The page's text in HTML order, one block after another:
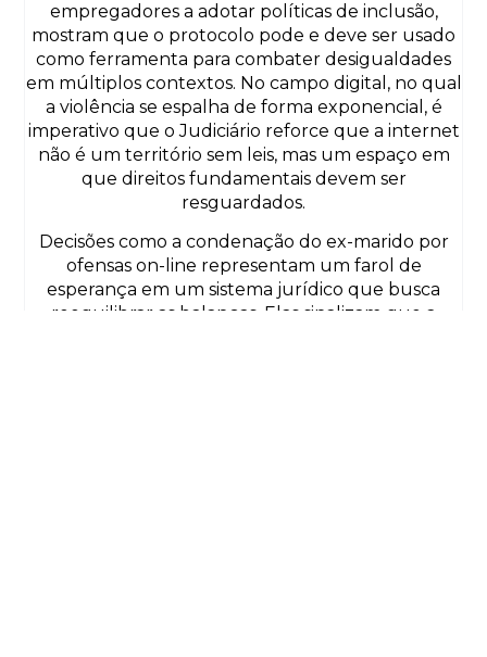
empregadores a adotar políticas de inclusão,
mostram que o protocolo pode e deve ser usado
como ferramenta para combater desigualdades
em múltiplos contextos. No campo digital, no qual
a violência se espalha de forma exponencial, é
imperativo que o Judiciário reforce que a internet
não é um território sem leis, mas um espaço em
que direitos fundamentais devem ser
resguardados.
Decisões como a condenação do ex-marido por
ofensas on-line representam um farol de
esperança em um sistema jurídico que busca
reequilibrar as balanças. Elas sinalizam que a